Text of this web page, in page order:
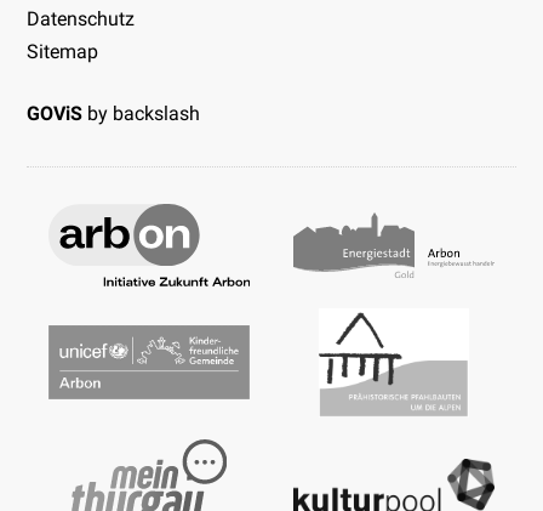
Datenschutz
Sitemap
GOViS by backslash